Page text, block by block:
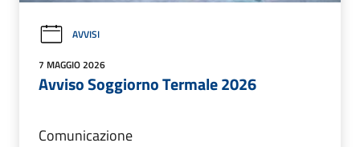
AVVISI
7 MAGGIO 2026
Avviso Soggiorno Termale 2026
Comunicazione